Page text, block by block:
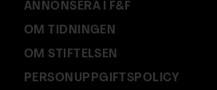
ANNONSERA I F&F
OM TIDNINGEN
OM STIFTELSEN
PERSONUPPGIFTSPOLICY